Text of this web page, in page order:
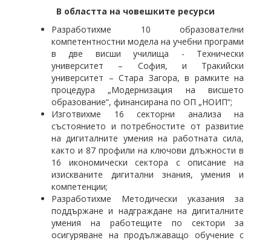
В областта на човешките ресурси
Разработихме 10 образователни
компетентностни модела на учебни програми
в две висши училища - Технически
университет – София, и Тракийски
университет – Стара Загора, в рамките на
процедура „Модернизация на висшето
образование“, финансирана по ОП „НОИП“;
Изготвихме 16 секторни анализа на
състоянието и потребностите от развитие
на дигиталните умения на работната сила,
както и 87 профили на ключови длъжности в
16 икономически сектора с описание на
изискваните дигитални знания, умения и
компетенции;
Разработихме Методически указания за
поддържане и надграждане на дигиталните
умения на работещите по сектори за
осигуряване на продължаващо обучение с